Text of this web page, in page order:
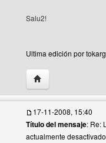
Salu2!
Ultima edición por
Visitar sitio web
17-11-2008, 15:40
Título del mensaje: Re:
actualmente desactivado